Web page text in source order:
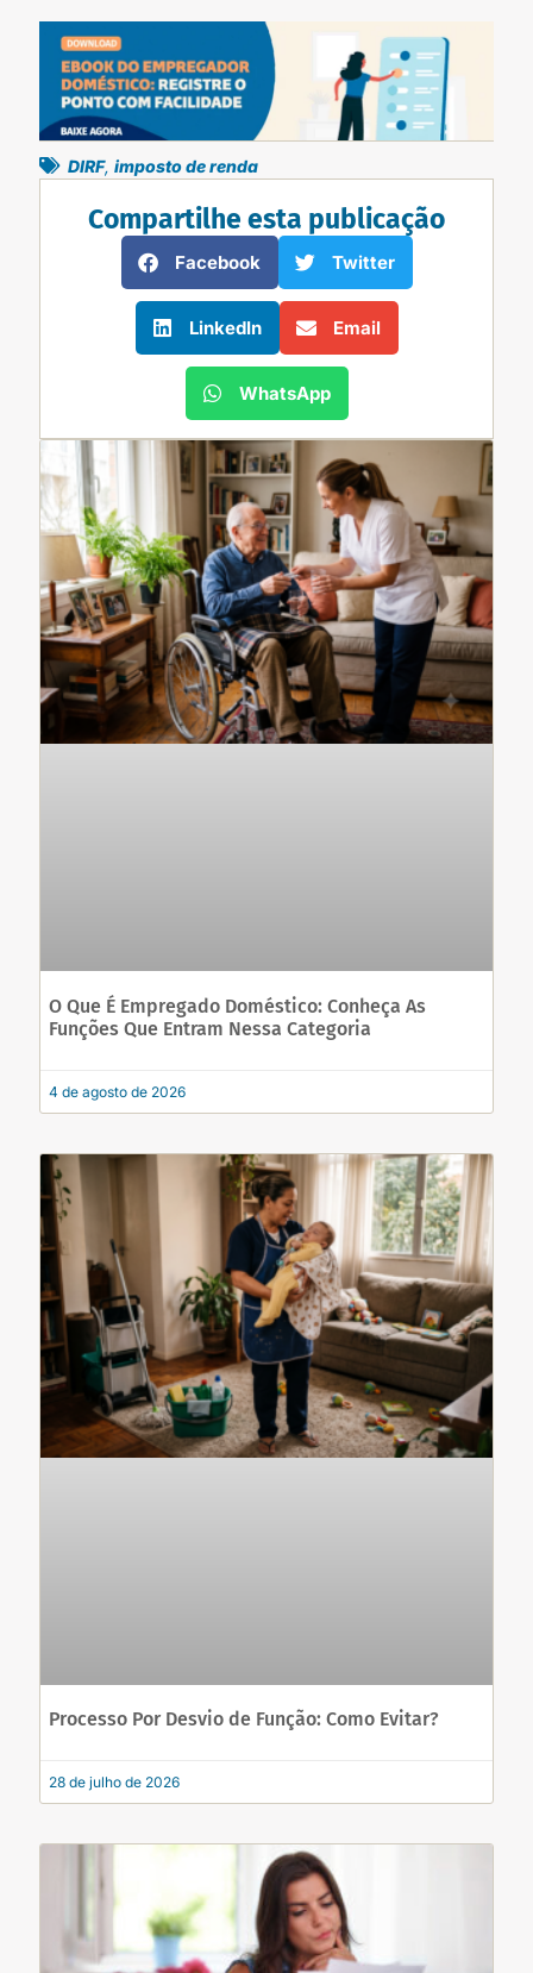
DIRF, imposto de renda
Compartilhe esta publicação
Facebook Twitter
LinkedIn Email
WhatsApp
O Que É Empregado Doméstico: Conheça As
Funções Que Entram Nessa Categoria
4 de agosto de 2026
Processo Por Desvio de Função: Como Evitar?
28 de julho de 2026